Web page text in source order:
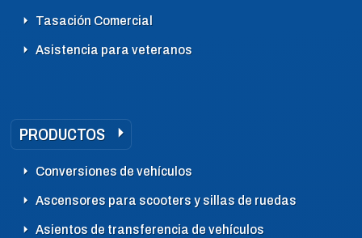
Tasación Comercial
Asistencia para veteranos
PRODUCTOS
Conversiones de vehículos
Ascensores para scooters y sillas de ruedas
Asientos de transferencia de vehículos